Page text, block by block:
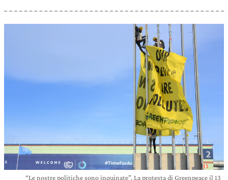
“Le nostre politiche sono inquinate”. La protesta di Greenpeace il 13